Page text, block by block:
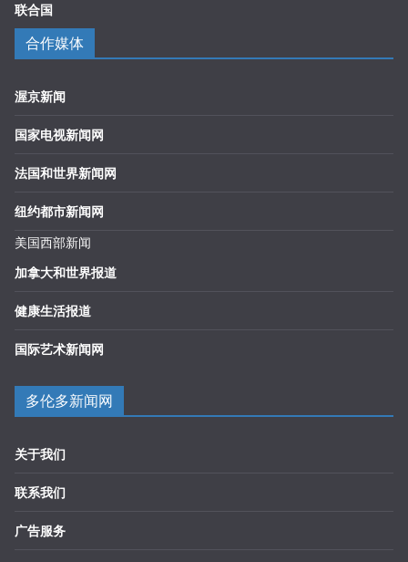
联合国
合作媒体
渥京新闻
国家电视新闻网
法国和世界新闻网
纽约都市新闻网
美国西部新闻
加拿大和世界报道
健康生活报道
国际艺术新闻网
多伦多新闻网
关于我们
联系我们
广告服务